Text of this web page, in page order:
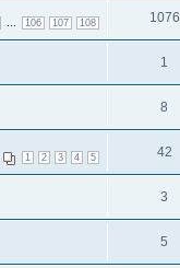
106 107 108 1076
1
8
1 2 3 4 5 42
3
5